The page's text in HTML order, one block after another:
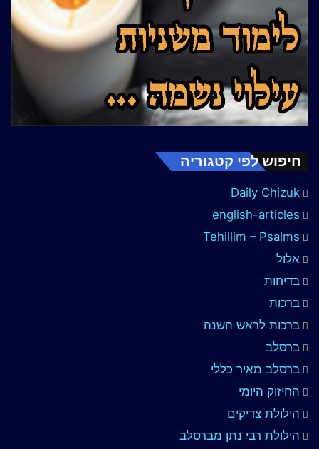
חיפוש לפי קטגוריה
Daily Chizuk
english-articles
Tehillim – Psalms
אלול
בדיחות
ברכות
ברכות לראש השנה
ברסלב
ברסלב מאיר כללי
החיזוק היומי
הילולת צדיקים
הילולת רבי נתן מברסלב